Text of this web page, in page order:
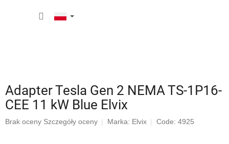
Adapter Tesla Gen 2 NEMA TS-1P16-
CEE 11 kW Blue Elvix
Średnia
Brak oceny Szczegóły oceny Marka: Elvix Code: 4925